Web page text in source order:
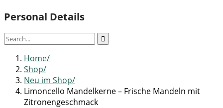
Personal Details
Home
Shop
Neu im Shop
Limoncello Mandelkerne – Frische Mandeln mit
Zitronengeschmack